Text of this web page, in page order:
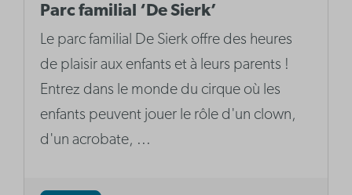
Parc familial ‘De Sierk’
Le parc familial De Sierk offre des heures
de plaisir aux enfants et à leurs parents !
Entrez dans le monde du cirque où les
enfants peuvent jouer le rôle d'un clown,
d'un acrobate, ...